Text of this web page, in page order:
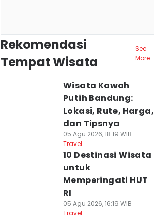
Rekomendasi
Tempat Wisata
See
More
Wisata Kawah
Putih Bandung:
Lokasi, Rute, Harga,
dan Tipsnya
05 Agu 2026, 18:19 WIB
Travel
10 Destinasi Wisata
untuk
Memperingati HUT
RI
05 Agu 2026, 16:19 WIB
Travel